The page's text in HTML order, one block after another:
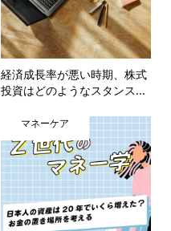
経済成長率が悪い時期、株式
投資はどのようなスタンス...
マネーケア